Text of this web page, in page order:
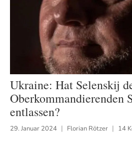
Ukraine: Hat Selenskij
Oberkommandierenden
entlassen?
29. Januar 2024 Florian Rötzer 14